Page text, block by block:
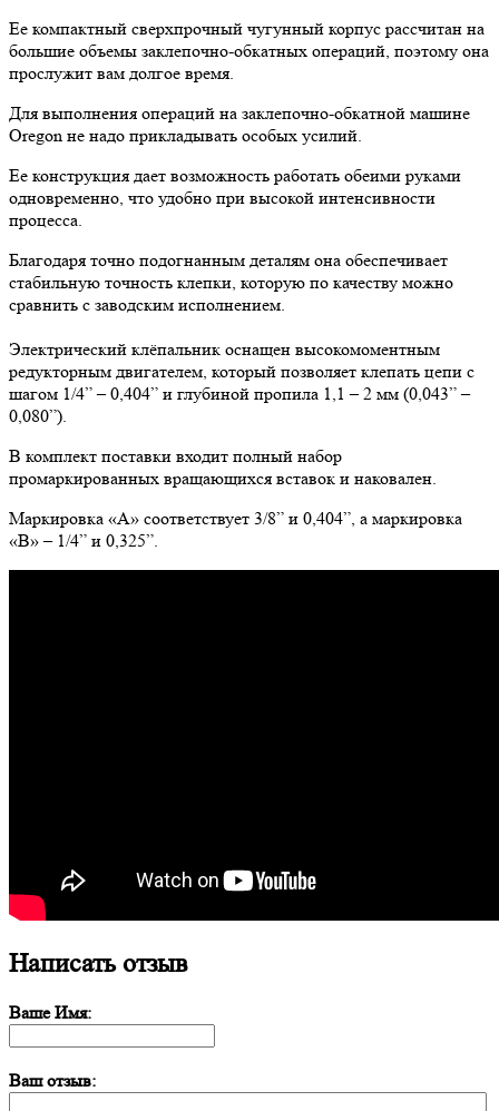
Ее компактный сверхпрочный чугунный корпус рассчитан на
большие объемы заклепочно-обкатных операций, поэтому она
прослужит вам долгое время.
Для выполнения операций на заклепочно-обкатной машине
Oregon не надо прикладывать особых усилий.
Ее конструкция дает возможность работать обеими руками
одновременно, что удобно при высокой интенсивности
процесса.
Благодаря точно подогнанным деталям она обеспечивает
стабильную точность клепки, которую по качеству можно
сравнить с заводским исполнением.
Электрический клёпальник оснащен высокомоментным
редукторным двигателем, который позволяет клепать цепи с
шагом 1/4” – 0,404” и глубиной пропила 1,1 – 2 мм (0,043” –
0,080”).
В комплект поставки входит полный набор
промаркированных вращающихся вставок и наковален.
Маркировка «А» соответствует 3/8” и 0,404”, а маркировка
«В» – 1/4” и 0,325”.
Написать отзыв
Ваше Имя:
Ваш отзыв: